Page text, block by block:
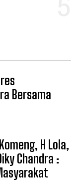
Bersama
H Lola,
Chandra :